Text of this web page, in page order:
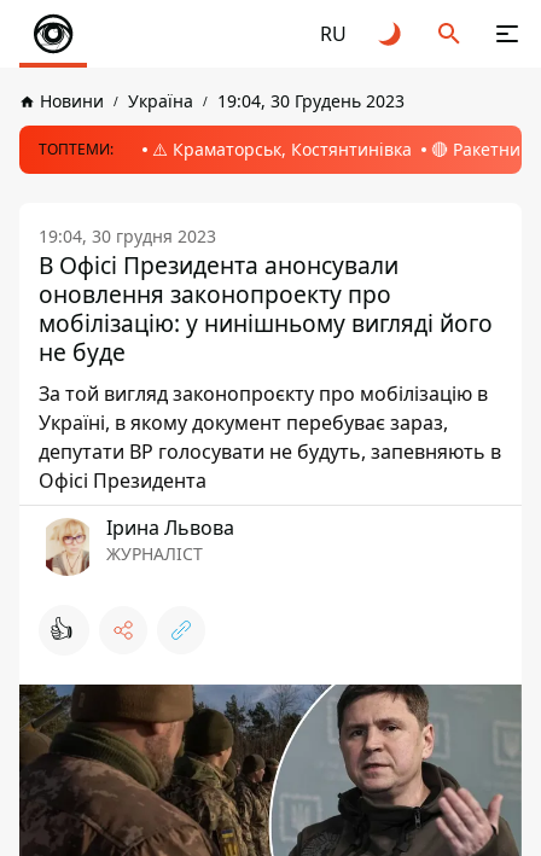
RU
Новини Україна 19:04, 30 Грудень 2023
ТОПТЕМИ: ⚠️ Краматорськ, Костянтинівка 🔴 Ракетний
19:04, 30 грудня 2023
В Офісі Президента анонсували
оновлення законопроекту про
мобілізацію: у нинішньому вигляді його
не буде
За той вигляд законопроєкту про мобілізацію в
Україні, в якому документ перебуває зараз,
депутати ВР голосувати не будуть, запевняють в
Офісі Президента
Ірина Львова
ЖУРНАЛІСТ
👍